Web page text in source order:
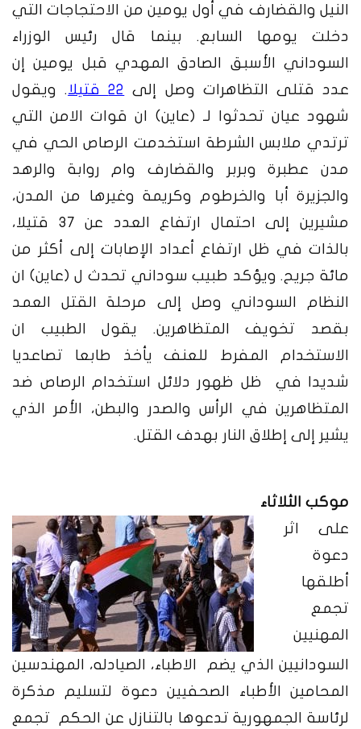
النيل والقضارف في أول يومين من الاحتجاجات التي
دخلت يومها السابع. بينما قال رئيس الوزراء
السوداني الأسبق الصادق المهدي قبل يومين إن
عدد قتلى التظاهرات وصل إلى 22 قتيلا
. ويقول
شهود عيان تحدثوا لـ (عاين) ان قوات الامن التي
ترتدي ملابس الشرطة استخدمت الرصاص الحي في
مدن عطبرة وبربر والقضارف وام روابة والرهد
والجزيرة أبا والخرطوم وكريمة وغيرها من المدن،
مشيرين إلى احتمال ارتفاع العدد عن 37 قتيلا،
بالذات في ظل ارتفاع أعداد الإصابات إلى أكثر من
مائة جريح. ويؤكد طبيب سوداني تحدث ل (عاين) ان
النظام السوداني وصل إلى مرحلة القتل العمد
بقصد تخويف المتظاهرين. يقول الطبيب ان
الاستخدام المفرط للعنف يأخذ طابعا تصاعديا
شديدا في ظل ظهور دلائل استخدام الرصاص ضد
المتظاهرين في الرأس والصدر والبطن، الأمر الذي
يشير إلى إطلاق النار بهدف القتل.
موكب الثلاثاء
على اثر
دعوة
أطلقها
تجمع
المهنيين
السودانيين الذي يضم الاطباء، الصيادله، المهندسين
المحامين الأطباء الصحفيين دعوة لتسليم مذكرة
لرئاسة الجمهورية تدعوها بالتنازل عن الحكم تجمع